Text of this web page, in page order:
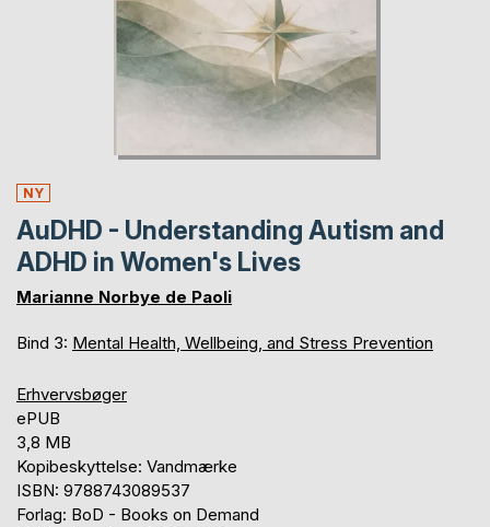
NY
AuDHD - Understanding Autism and
ADHD in Women's Lives
Marianne Norbye de Paoli
Bind 3: Mental Health, Wellbeing, and Stress Prevention
Erhvervsbøger
ePUB
3,8 MB
Kopibeskyttelse: Vandmærke
ISBN: 9788743089537
Forlag: BoD - Books on Demand